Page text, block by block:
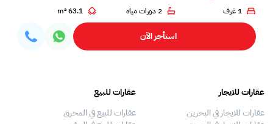
1 غرف 2 دورات مياه 63.1 m²
استأجر الآن
عقارات للايجار
عقارات للايجار في البحرين
عقارات للبيع
عقارات للبيع في المحرق